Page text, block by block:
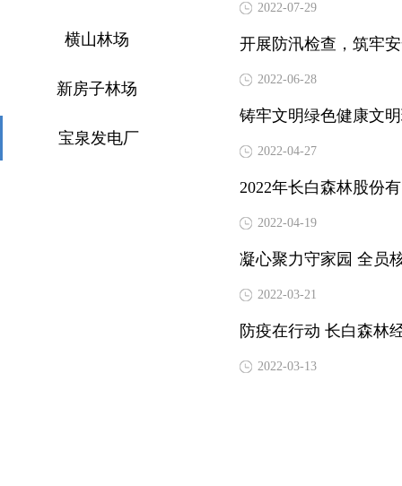
横山林场
新房子林场
宝泉发电厂
2022-07-29
开展防汛检查，筑牢
2022-06-28
铸牢文明绿色健康文
2022-04-27
2022年长白森林股份
2022-04-19
凝心聚力守家园 全员
2022-03-21
防疫在行动 长白森林
2022-03-13